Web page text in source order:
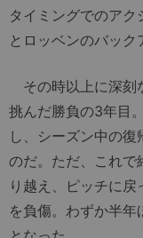
タイミングでのアク
とロッベンのバック
その時以上に深刻
挑んだ勝負の3年目
し、シーズン中の
のだ。ただ、これで
り越え、ピッチに
を負傷。わずか半